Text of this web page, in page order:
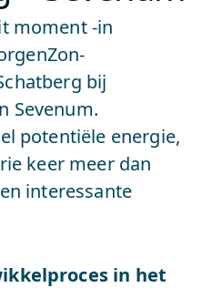
moment -in
bij
Sevenum.
potentiële energie,
keer meer dan
interessante
in het